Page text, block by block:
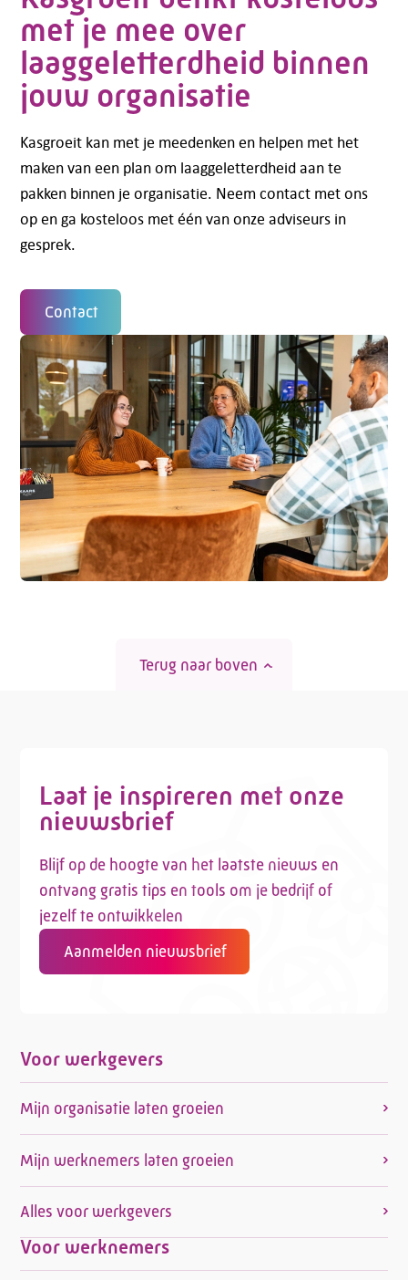
met je mee over
laaggeletterdheid binnen
jouw organisatie
Kasgroeit kan met je meedenken en helpen met het
maken van een plan om laaggeletterdheid aan te
pakken binnen je organisatie. Neem contact met ons
op en ga kosteloos met één van onze adviseurs in
gesprek.
Contact
Terug naar boven
Laat je inspireren met onze
nieuwsbrief
Blijf op de hoogte van het laatste nieuws en
ontvang gratis tips en tools om je bedrijf of
jezelf te ontwikkelen
Aanmelden nieuwsbrief
Voor werkgevers
Mijn organisatie laten groeien
Mijn werknemers laten groeien
Alles voor werkgevers
Voor werknemers